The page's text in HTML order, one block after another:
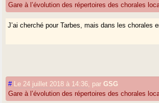
Gare à l’évolution des répertoires des chorales
J’ai cherché pour Tarbes, mais dans les chorales
# Le 24 juillet 2018 à 14:36 parGSG
Gare à l’évolution des répertoires des chorales